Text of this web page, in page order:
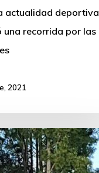
actualidad deportiva
una recorrida por las
2021